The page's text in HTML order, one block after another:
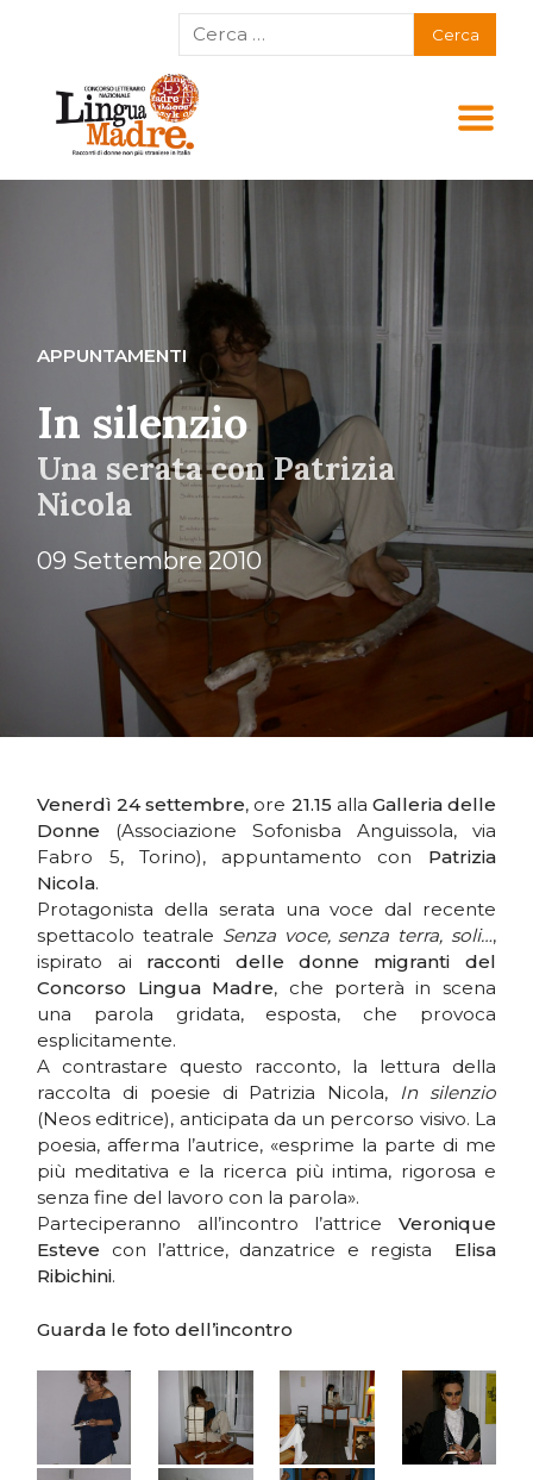
APPUNTAMENTI
In silenzio
Una serata con Patrizia
Nicola
09 Settembre 2010
Venerdì 24 settembre, ore 21.15 alla Galleria delle
Donne (Associazione Sofonisba Anguissola, via
Fabro 5, Torino), appuntamento con Patrizia
Nicola.
Protagonista della serata una voce dal recente
spettacolo teatrale Senza voce, senza terra, soli…,
ispirato ai racconti delle donne migranti del
Concorso Lingua Madre, che porterà in scena
una parola gridata, esposta, che provoca
esplicitamente.
A contrastare questo racconto, la lettura della
raccolta di poesie di Patrizia Nicola, In silenzio
(Neos editrice), anticipata da un percorso visivo. La
poesia, afferma l’autrice, «esprime la parte di me
più meditativa e la ricerca più intima, rigorosa e
senza fine del lavoro con la parola».
Parteciperanno all’incontro l’attrice Veronique
Esteve con l’attrice, danzatrice e regista Elisa
Ribichini.
Guarda le foto dell’incontro